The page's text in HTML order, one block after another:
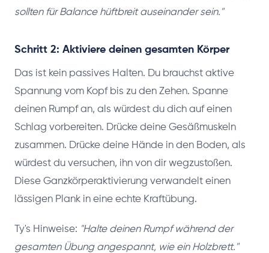
sollten für Balance hüftbreit auseinander sein."
Schritt 2: Aktiviere deinen gesamten Körper
Das ist kein passives Halten. Du brauchst aktive
Spannung vom Kopf bis zu den Zehen. Spanne
deinen Rumpf an, als würdest du dich auf einen
Schlag vorbereiten. Drücke deine Gesäßmuskeln
zusammen. Drücke deine Hände in den Boden, als
würdest du versuchen, ihn von dir wegzustoßen.
Diese Ganzkörperaktivierung verwandelt einen
lässigen Plank in eine echte Kraftübung.
Ty's Hinweise: "Halte deinen Rumpf während der
gesamten Übung angespannt, wie ein Holzbrett."